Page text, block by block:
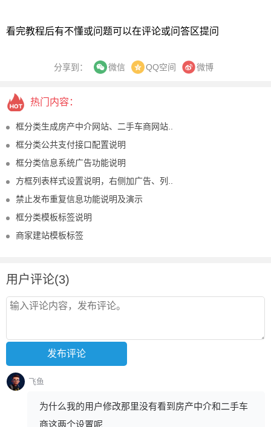
看完教程后有不懂或问题可以在评论或问答区提问
分享到： 微信 QQ空间 微博
热门内容：
框分类生成房产中介网站、二手车商网站..
框分类公共支付接口配置说明
框分类信息系统广告功能说明
方框列表样式设置说明，右侧加广告、列..
禁止发布重复信息功能说明及演示
框分类模板标签说明
商家建站模板标签
用户评论(3)
飞鱼
为什么我的用户修改那里没有看到房产中介和二手车
商这两个设置呢